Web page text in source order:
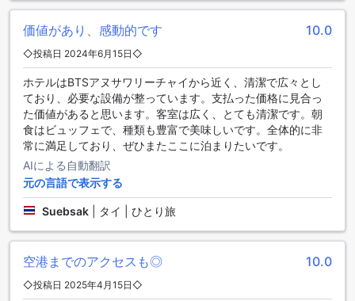
手配することができます。観光名所へのアクセスを簡単にす
るため、ホテルのスタッフが親切にツアーの手配をサポート
します。
また、ホテルには無料の駐車場もありますので、お車でお越
しのお客様も安心です。駐車場は敷地内にあり、料金もかか
りませんので、快適にお車をご利用いただけます。
さらに、ホテルではシャトルサービスやタクシーサービスも
提供しています。観光地やショッピングエリアへの移動が簡
単になりますので、快適な滞在をお楽しみいただけます。
また、チケットサービスもありますので、ホテルで観光名所
のチケットを手配することができます。長い待ち時間を避け
ることができるため、時間を有効に活用することができま
す。
センチュリー パーク ホテル【SHA Plus+認定】は、充実した
交通施設を提供し、お客様の快適な滞在をサポートします。
快適な滞在を提供するセンチュリー パーク ホテルの客室設備
センチュリー パーク ホテル【SHA Plus+認定】は、バンコク
価値があり、感動的です 10.0
◇投稿日 2024年6月15日◇
ホテルはBTSアヌサワリーチャイから近く、清潔で広々とし
ており、必要な設備が整っています。支払った価格に見合っ
た価値があると思います。客室は広く、とても清潔です。朝
食はビュッフェで、種類も豊富で美味しいです。全体的に非
常に満足しており、ぜひまたここに泊まりたいです。
AIによる自動翻訳
元の言語で表示する
Suebsak タイ | ひとり旅
空港までのアクセスも◎ 10.0
◇投稿日 2025年4月15日◇